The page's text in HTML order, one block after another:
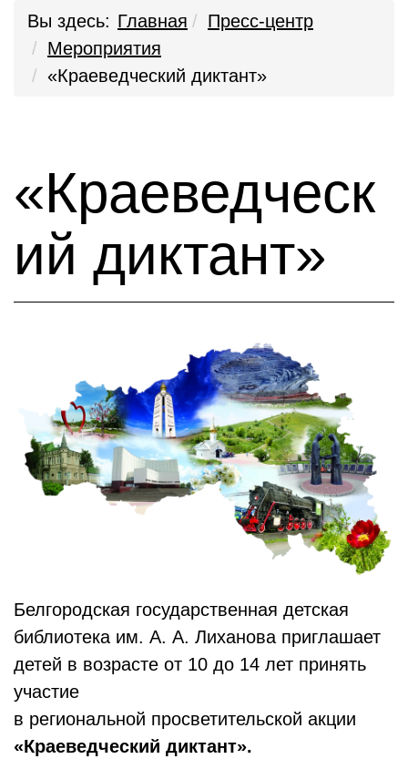
Вы здесь: Главная
Пресс-центр
Мероприятия
«Краеведческий диктант»
«Краеведческ
ий диктант»
Белгородская государственная детская
библиотека им. А. А. Лиханова приглашает
детей в возрасте от 10 до 14 лет принять
участие
в региональной просветительской акции
«Краеведческий диктант».